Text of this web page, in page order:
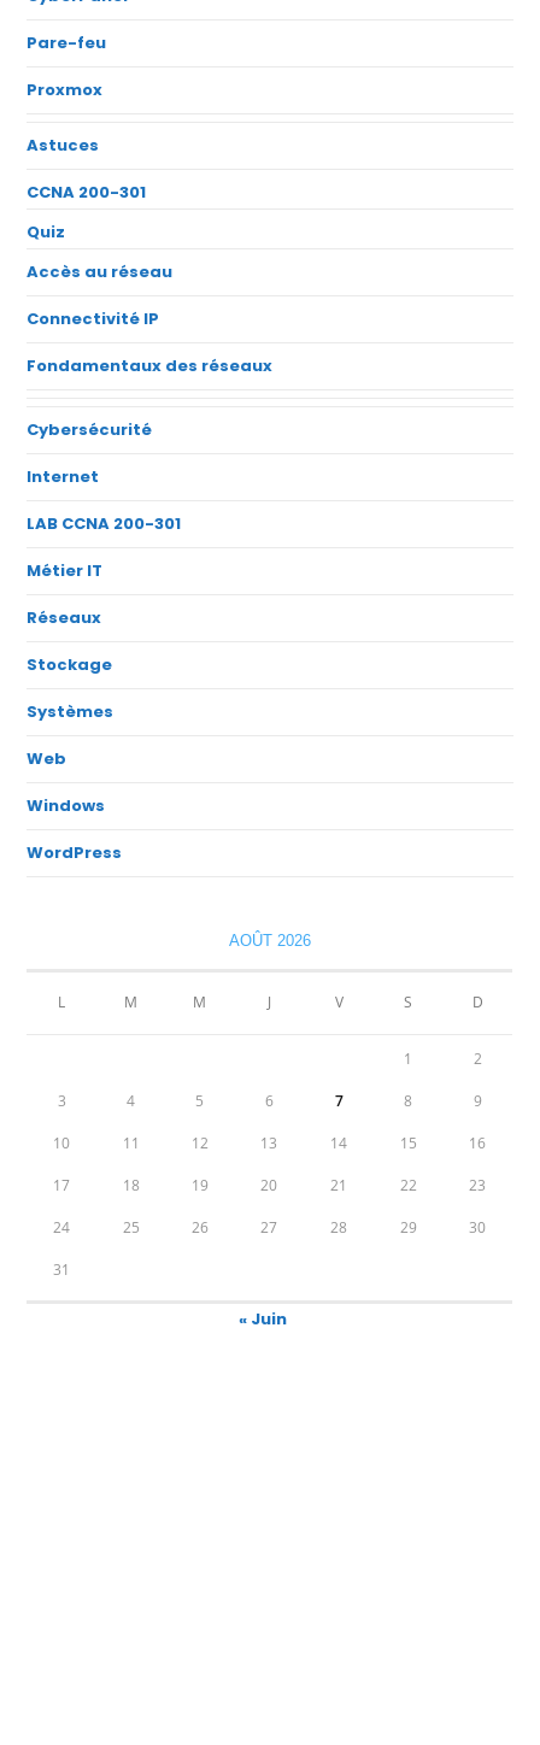
Pare-feu
Proxmox
Astuces
CCNA 200-301
Quiz
Accès au réseau
Connectivité IP
Fondamentaux des réseaux
Cybersécurité
Internet
LAB CCNA 200-301
Métier IT
Réseaux
Stockage
Systèmes
Web
Windows
WordPress
AOÛT 2026
L M M J V S D
1 2
3 4 5 6 7 8 9
10 11 12 13 14 15 16
17 18 19 20 21 22 23
24 25 26 27 28 29 30
31
« Juin